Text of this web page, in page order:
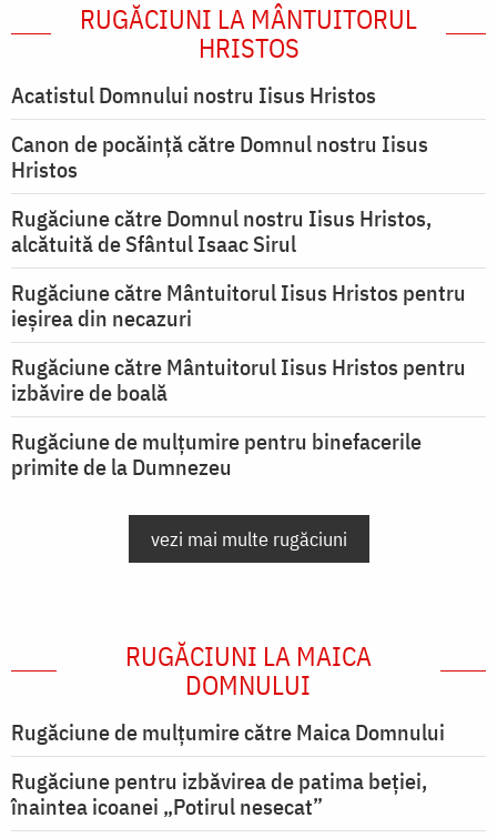
RUGĂCIUNI LA MÂNTUITORUL
HRISTOS
Acatistul Domnului nostru Iisus Hristos
Canon de pocăință către Domnul nostru Iisus
Hristos
Rugăciune către Domnul nostru Iisus Hristos,
alcătuită de Sfântul Isaac Sirul
Rugăciune către Mântuitorul Iisus Hristos pentru
ieşirea din necazuri
Rugăciune către Mântuitorul Iisus Hristos pentru
izbăvire de boală
Rugăciune de mulțumire pentru binefacerile
primite de la Dumnezeu
vezi mai multe rugăciuni
RUGĂCIUNI LA MAICA
DOMNULUI
Rugăciune de mulţumire către Maica Domnului
Rugăciune pentru izbăvirea de patima beției,
înaintea icoanei „Potirul nesecat”